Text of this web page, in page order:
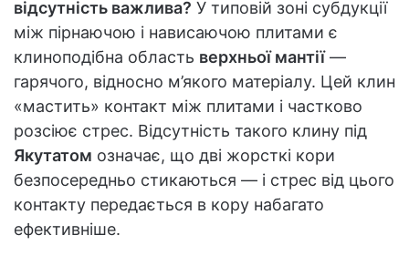
відсутність важлива? У типовій зоні субдукції
між пірнаючою і нависаючою плитами є
клиноподібна область верхньої мантії—
гарячого, відносно м’якого матеріалу. Цей клин
«мастить» контакт між плитами і частково
розсіює стрес. Відсутність такого клину під
Якутатом означає, що дві жорсткі кори
безпосередньо стикаються — і стрес від цього
контакту передається в кору набагато
ефективніше.